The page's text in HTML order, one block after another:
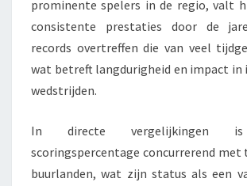
prominente spelers in de regio, valt
consistente prestaties door de
records overtreffen die van veel
wat betreft langdurigheid en impact
wedstrijden.
In directe vergelijkingen is
scoringspercentage concurrerend met
buurlanden, wat zijn status als een